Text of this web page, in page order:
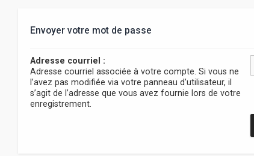
Envoyer votre mot de passe
Adresse courriel :
Adresse courriel associée à votre compte. Si vous ne
l’avez pas modifiée via votre panneau d’utilisateur, il
s’agit de l’adresse que vous avez fournie lors de votre
enregistrement.